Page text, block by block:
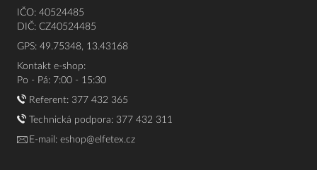
IČO: 40524485
DIČ: CZ40524485
GPS: 49.75348, 13.43168
Kontakt e-shop:
Po - Pá: 7:00 - 15:30
Referent: 377 432 365
Technická podpora: 377 432 311
E-mail: eshop@elfetex.cz